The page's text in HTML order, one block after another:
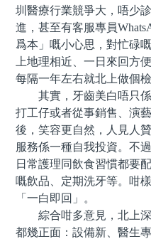
圳醫療行業競爭大，唔少
進，甚至有客服專員
爲本」嘅小心思，對忙碌
上地理相近、一日來回
每隔一年左右就北上做個
其實，牙齒美白唔只係
打工仔或者從事銷售、演
後，笑容更自然，人見人
服務係一種自我投資。不
日常護理同飲食習慣都要
嘅飲品、定期洗牙等。咁
「一白即回」。
綜合咁多意見，北上深
都幾正面：設備新、醫生